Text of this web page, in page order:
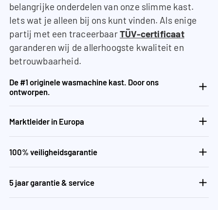
belangrijke onderdelen van onze slimme kast.
Iets wat je alleen bij ons kunt vinden. Als enige
partij met een traceerbaarTÜV-certificaat
garanderen wij de allerhoogste kwaliteit en
betrouwbaarheid.
De #1 originele wasmachine kast. Door ons
ontworpen.
Marktleider in Europa
100% veiligheidsgarantie
5 jaar garantie & service